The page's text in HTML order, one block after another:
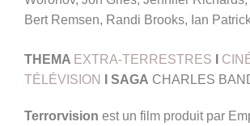
Bert Remsen, Randi Brooks, Ian
THEMA EXTRA-TERRESTRES
TÉLÉVISION
I SAGA CHARLES
Terrorvision est un film produit par